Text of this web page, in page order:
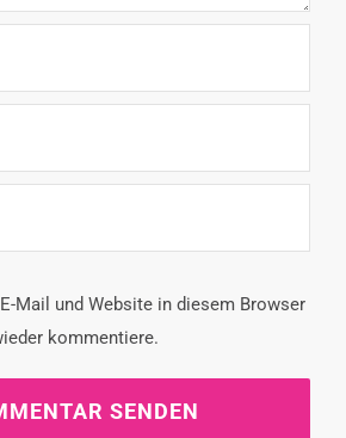
Mail und Website in diesem Browser
kommentiere.